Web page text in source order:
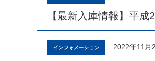
【最新入庫情報】平
インフォメーション 2022年11月